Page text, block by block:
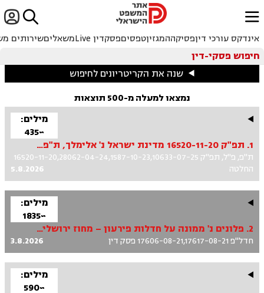

ﱐ
אינדקס עורכי דיןפסיקההמגזיןטפסיםפסקדין Live משאליםשירותים
חיפוש פסקי-דין
שנה את הקריטריונים לחיפוש
נמצאו למעלה מ-500 תוצאות
מילים:
~435
1. תפ"ק 16520-11-20 מדינת ישראל נ' אלימלך, ת"פ 28062-04-24, פ"ל 1587-10-23, פ"ל 10633-07-25
ת"פ, פ"ל, תפ"ק 16520-11-20,28062-04-24,1587-10-23,10633-07-25
החלטה
5.8.2026
מילים:
~1835
2. פלונים נ' ממונה על חדלות פירעון – מחוז ירושלים ואח'
חדל"פ 17606-08-21,17617-08-21 פסק דין 3.8.2026
מילים:
~590